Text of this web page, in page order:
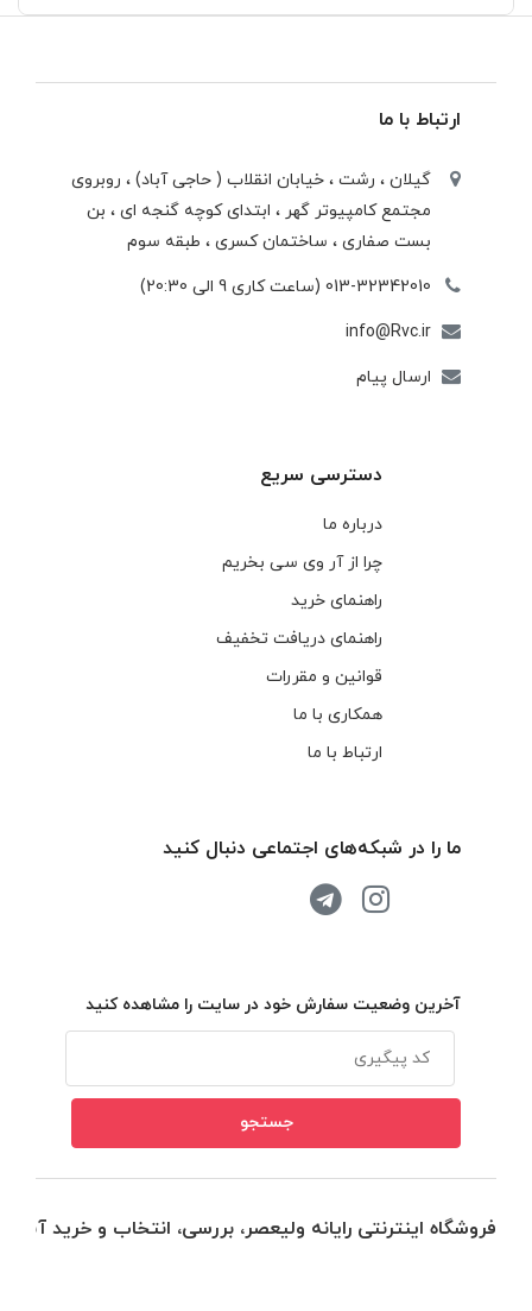
ارتباط با ما
گیلان ، رشت ، خيابان انقلاب ( حاجی آباد) ، روبروی
مجتمع كامپيوتر گهر ، ابتدای كوچه گنجه ای ، بن
بست صفاری ، ساختمان كسری ، طبقه سوم
013-32342010 (ساعت کاری 9 الی 20:30)
info@Rvc.ir
ارسال پیام
دسترسی سریع
درباره ما
چرا از آر وی سی بخریم
راهنمای خرید
راهنمای دریافت تخفیف
قوانین و مقررات
همکاری با ما
ارتباط با ما
ما را در شبکه‌های اجتماعی دنبال کنید
آخرین وضعیت سفارش خود در سایت را مشاهده کنید
فروشگاه اینترنتی رایانه ولیعصر، بررسی، انتخاب و خرید